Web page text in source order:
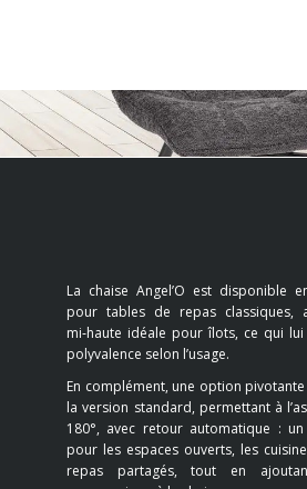
La chaise Angel’O est disponible
pour tables de repas classiques,
mi‑haute idéale pour îlots, ce qui
polyvalence selon l’usage.
En complément, une option
la version standard, permettant à
180°, avec retour automatique :
pour les espaces ouverts, les
repas partagés, tout en